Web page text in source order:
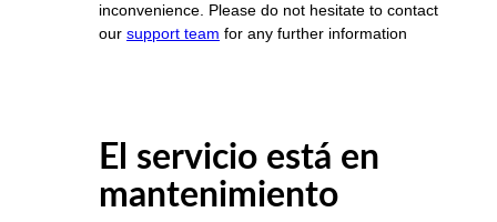
inconvenience. Please do not hesitate to contact
our support team for any further information
El servicio está en
mantenimiento